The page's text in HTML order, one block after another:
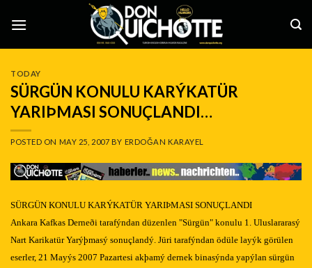
TODAY
SÜRGÜN KONULU KARÝKATÜR
YARIÞMASI SONUÇLANDI…
POSTED ON MAY 25, 2007 BY ERDOĞAN KARAYEL
SÜRGÜN KONULU KARÝKATÜR YARIÞMASI SONUÇLANDI
Ankara Kafkas Derneði tarafýndan düzenlen "Sürgün" konulu 1. Uluslararasý
Nart Karikatür Yarýþmasý sonuçlandý. Jüri tarafýndan ödüle layýk görülen
eserler, 21 Mayýs 2007 Pazartesi akþamý dernek binasýnda yapýlan sürgün